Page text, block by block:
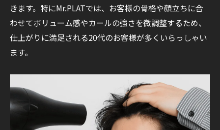
きます。特にMr.PLATでは、お客様の骨格や顔立ちに合
わせてボリューム感やカールの強さを微調整するため、
仕上がりに満足される20代のお客様が多くいらっしゃい
ます。